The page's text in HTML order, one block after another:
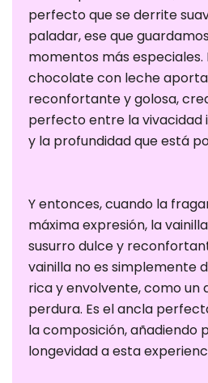
perfecto que se derrite
paladar, ese que
momentos más especiales.
chocolate con leche
reconfortante y golosa,
perfecto entre la vivacidad
y la profundidad que está
Y entonces, cuando la
máxima expresión, la
susurro dulce y
vainilla no es simplemente
rica y envolvente, como un
perdura. Es el ancla
la composición, añadiendo
longevidad a esta